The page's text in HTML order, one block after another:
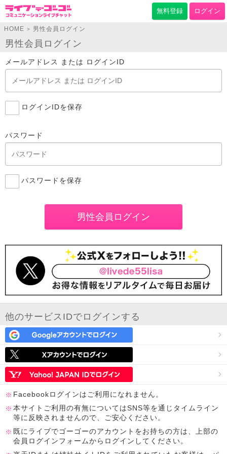
無料登録 ログイン
HOME > 男性会員ログイン
男性会員ログイン
メールアドレス または ログインID
ログインIDを保存
パスワード
パスワードを保存
他のサービスIDでログインする
Facebookログインはご利用になれません。
本サイトご利用の有無についてはSNS等を通じタイムライン
等に反映されませんので、ご安心ください。
既にライブでゴーゴーのアカウントをお持ちの方は、上部の
会員ログインフォームからログインしてください。